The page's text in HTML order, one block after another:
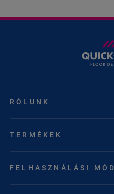
RÓLUNK
TERMÉKEK
FELHASZNÁLÁSI MÓD